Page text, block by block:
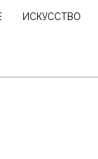
ИСКУССТВО